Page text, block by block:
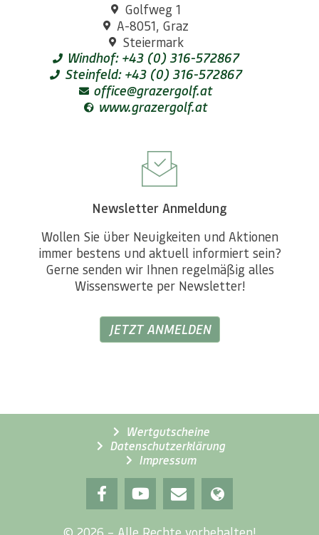
Golfweg 1
A-8051, Graz
Steiermark
Windhof: +43 (0) 316-572867
Steinfeld: +43 (0) 316-572867
office@grazergolf.at
www.grazergolf.at
Newsletter Anmeldung
Wollen Sie über Neuigkeiten und Aktionen
immer bestens und aktuell informiert sein?
Gerne senden wir Ihnen regelmäßig alles
Wissenswerte per Newsletter!
JETZT ANMELDEN
Wertgutscheine
Datenschutzerklärung
Impressum